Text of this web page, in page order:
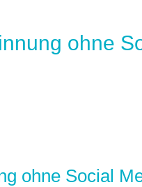
ohne
ohne Social